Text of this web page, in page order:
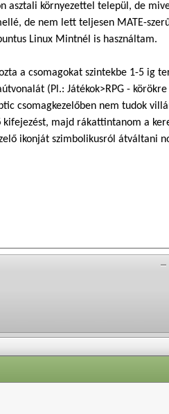
asztali környezettel települ, de
de nem lett teljesen MATE-
Linux Mintnél is használtam.
a csomagokat szintekbe 1-5 ig
(Pl.: Játékok>RPG -
csomagkezelőben nem tudok
majd rákattintanom a
ikonját szimbolikusról átváltani